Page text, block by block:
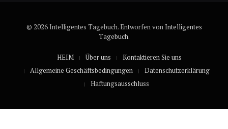
© 2026 Intelligentes Tagebuch. Entworfen vonIntelligentes
Tagebuch.
HEIM Über uns
Kontaktieren Sie uns
Allgemeine Geschäftsbedingungen
Datenschutzerklärung
Haftungsausschluss